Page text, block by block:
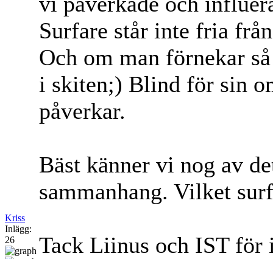
Kriss
Inlägg:
26
Surfare står inte fria
Och om man förnekar
i skiten;) Blind för sin
påverkar.
Bäst känner vi nog av
sammanhang. Vilket
Tack Liinus och IST